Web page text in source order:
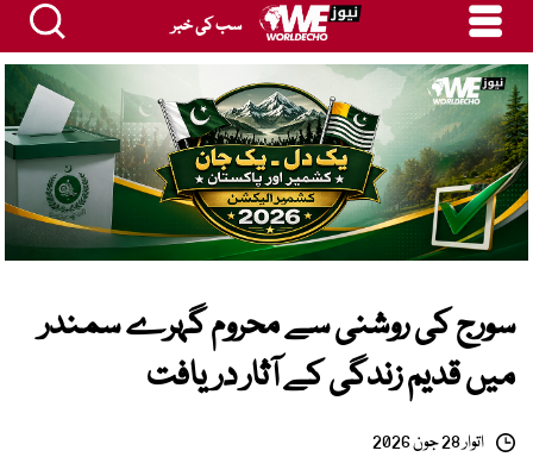
سب کی خبر
سورج کی روشنی سے محروم گہرے سمندر
میں قدیم زندگی کے آثار دریافت
اتوار 28 جون 2026